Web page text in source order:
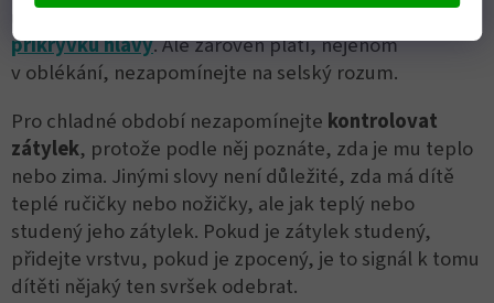
přikrývku hlavy. Ale zároveň platí, nejenom
v oblékání, nezapomínejte na selský rozum.
Pro chladné období nezapomínejte kontrolovat
zátylek, protože podle něj poznáte, zda je mu teplo
nebo zima. Jinými slovy není důležité, zda má dítě
teplé ručičky nebo nožičky, ale jak teplý nebo
studený jeho zátylek. Pokud je zátylek studený,
přidejte vrstvu, pokud je zpocený, je to signál k tomu
dítěti nějaký ten svršek odebrat.